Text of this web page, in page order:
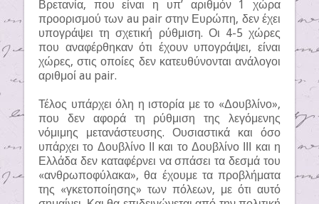
Βρετανία, που είναι η υπ’ αριθμόν 1 χώρα
προορισμού των au pair στην Ευρώπη, δεν έχει
υπογράψει τη σχετική ρύθμιση. Οι 4-5 χώρες
που αναφέρθηκαν ότι έχουν υπογράψει, είναι
χώρες, στις οποίες δεν κατευθύνονται ανάλογοι
αριθμοί au pair.
Τέλος υπάρχει όλη η ιστορία με το «Δουβλίνο»,
που δεν αφορά τη ρύθμιση της λεγόμενης
νόμιμης μετανάστευσης. Ουσιαστικά και όσο
υπάρχει το Δουβλίνο ΙΙ και το Δουβλίνο ΙΙΙ και η
Ελλάδα δεν καταφέρνει να σπάσει τα δεσμά του
«ανθρωποφύλακα», θα έχουμε τα προβλήματα
της «γκετοποίησης» των πόλεων, με ότι αυτό